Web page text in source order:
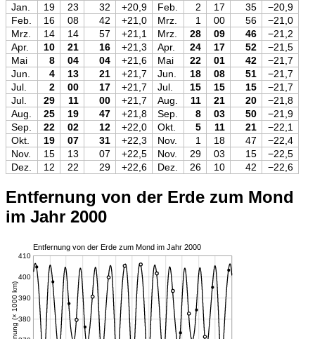
Jan.
19 23 32 +20,9 Feb. 2 17 35
−20,9
Feb.
16 08 42 +21,0 Mrz. 1 00 56
−21,0
Mrz.
14 14 57 +21,1 Mrz. 28 09 46
−21,2
Apr.
10 21 16 +21,3 Apr. 24 17 52
−21,5
Mai
8 04 04 +21,6 Mai 22 01 42
−21,7
Jun.
4 13 21 +21,7 Jun. 18 08 51
−21,7
Jul.
2 00 17 +21,7 Jul. 15 15 15
−21,7
Jul.
29 11 00 +21,7 Aug. 11 21 20
−21,8
Aug.
25 19 47 +21,8 Sep. 8 03 50
−21,9
Sep.
22 02 12 +22,0 Okt. 5 11 21
−22,1
Okt.
19 07 31 +22,3 Nov. 1 18 47
−22,4
Nov.
15 13 07 +22,5 Nov. 29 03 15
−22,5
Dez.
12 22 29 +22,6 Dez. 26 10 42 −22,6
Entfernung von der Erde zum Mond
im Jahr 2000